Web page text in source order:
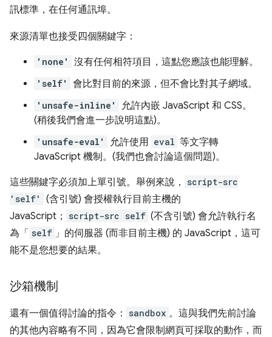
訊標準，在任何通訊埠。
來源清單也接受四個關鍵字：
'none' 沒有任何相符項目，這點您應該也能理解。
'self' 會比對目前的來源，但不會比對其子網域。
'unsafe-inline'
允許內嵌 JavaScript 和 CSS。
(稍後我們會進一步說明這點)。
'unsafe-eval' 允許使用 eval 等文字轉
JavaScript 機制。(我們也會討論這個問題)。
這些關鍵字必須加上單引號。舉例來說，
script-src
'self'
(含引號) 會授權執行目前主機的
JavaScript；
script-src self (不含引號) 會允許執行名
為「 self 」的伺服器 (而非目前主機) 的 JavaScript，這可
能不是您想要的結果。
沙箱機制
還有一個值得討論的指令： sandbox 。這與我們先前討論
的其他內容略有不同，因為它會限制網頁可採取的動作，而